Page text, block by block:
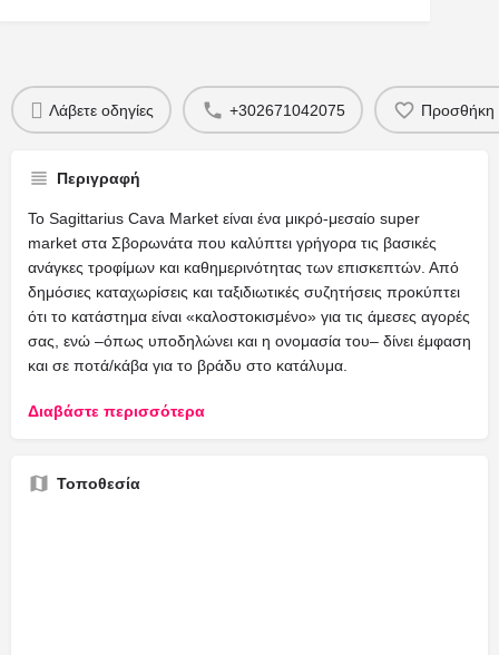
Λάβετε οδηγίες +302671042075 Προσθήκη
Περιγραφή
Το Sagittarius Cava Market είναι ένα μικρό-μεσαίο super
market στα Σβορωνάτα που καλύπτει γρήγορα τις βασικές
ανάγκες τροφίμων και καθημερινότητας των επισκεπτών. Από
δημόσιες καταχωρίσεις και ταξιδιωτικές συζητήσεις προκύπτει
ότι το κατάστημα είναι «καλοστοκισμένο» για τις άμεσες αγορές
σας, ενώ –όπως υποδηλώνει και η ονομασία του– δίνει έμφαση
και σε ποτά/κάβα για το βράδυ στο κατάλυμα.
Διαβάστε περισσότερα
Τοποθεσία